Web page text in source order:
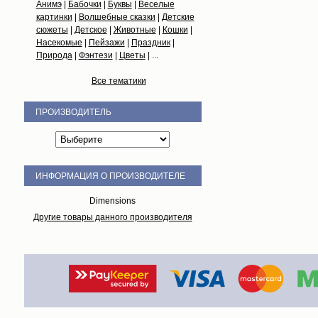
Анимэ| Бабочки Буквы
Веселые
картинки
Волшебные сказки
Детские
сюжеты
Детское Животные Кошки
Насекомые
Пейзажи Праздник|
Природа| Фэнтези Цветы | ...
Все тематики
ПРОИЗВОДИТЕЛЬ
ИНФОРМАЦИЯ О ПРОИЗВОДИТЕЛЕ
Dimensions
Другие товары данного производителя